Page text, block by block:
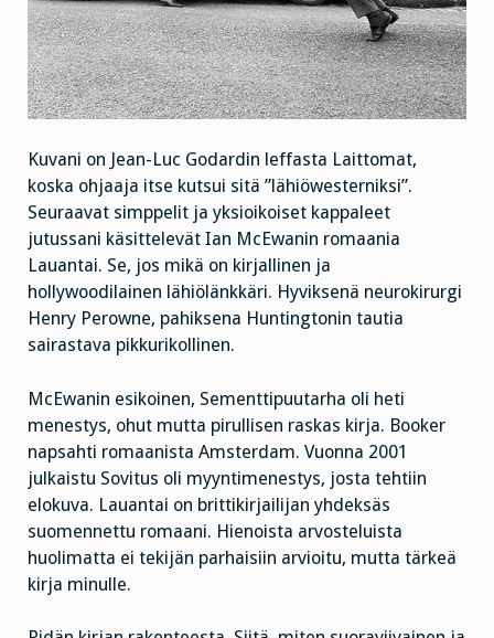
Kuvani on Jean-Luc Godardin leffasta Laittomat,
koska ohjaaja itse kutsui sitä ”lähiöwesterniksi”.
Seuraavat simppelit ja yksioikoiset kappaleet
jutussani käsittelevät Ian McEwanin romaania
Lauantai. Se, jos mikä on kirjallinen ja
hollywoodilainen lähiölänkkäri. Hyviksenä neurokirurgi
Henry Perowne, pahiksena Huntingtonin tautia
sairastava pikkurikollinen.
McEwanin esikoinen, Sementtipuutarha oli heti
menestys, ohut mutta pirullisen raskas kirja. Booker
napsahti romaanista Amsterdam. Vuonna 2001
julkaistu Sovitus oli myyntimenestys, josta tehtiin
elokuva. Lauantai on brittikirjailijan yhdeksäs
suomennettu romaani. Hienoista arvosteluista
huolimatta ei tekijän parhaisiin arvioitu, mutta tärkeä
kirja minulle.